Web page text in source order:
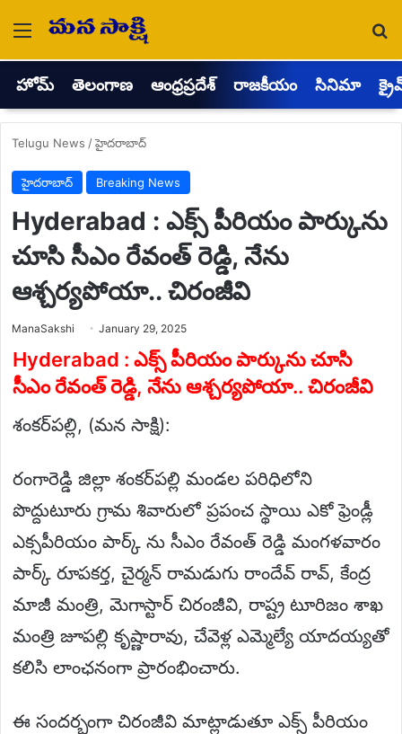
Menu
హోమ్ తెలంగాణ ఆంధ్రప్రదేశ్ రాజకీయం సినిమా
Telugu News /హైదరాబాద్
హైదరాబాద్ Breaking News
Hyderabad : ఎక్స్ పీరియం పార్కును
చూసి సీఎం రేవంత్ రెడ్డి, నేను
ఆశ్చర్యపోయా.. చిరంజీవి
ManaSakshi Send
email
January 29, 2025
Hyderabad : ఎక్స్ పీరియం పార్కును చూసి
సీఎం రేవంత్ రెడ్డి, నేను ఆశ్చర్యపోయా.. చిరంజీవి
శంకర్‌పల్లి, (మన సాక్షి):
రంగారెడ్డి జిల్లా శంకర్‌పల్లి మండల పరిధిలోని
పొద్దుటూరు గ్రామ శివారులో ప్రపంచ స్థాయి ఎకో ఫ్రెండ్లీ
ఎక్సపీరియం పార్క్ ను సీఎం రేవంత్ రెడ్డి మంగళవారం
పార్క్ రూపకర్త, చైర్మన్ రామడుగు రాందేవ్ రావ్, కేంద్ర
మాజీ మంత్రి, మెగాస్టార్ చిరంజీవి, రాష్ట్ర టూరిజం శాఖ
మంత్రి జూపల్లి కృష్ణారావు, చేవెళ్ల ఎమ్మెల్యే యాదయ్యతో
కలిసి లాంఛనంగా ప్రారంభించారు.
ఈ సందర్భంగా చిరంజీవి మాట్లాడుతూ ఎక్స్ పీరియం